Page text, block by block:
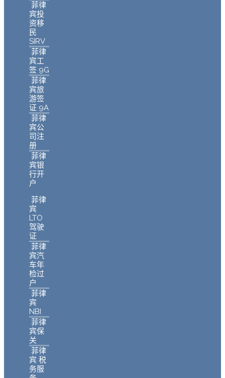
菲律
宾投
资移
民
SIRV
菲律
宾工
签 9G
菲律
宾旅
游签
证 9A
菲律
宾公
司注
册
菲律
宾银
行开
户
菲律
宾
LTO
驾驶
证
菲律
宾汽
车年
检过
户
菲律
宾
NBI
菲律
宾保
关
菲律
宾 税
务服